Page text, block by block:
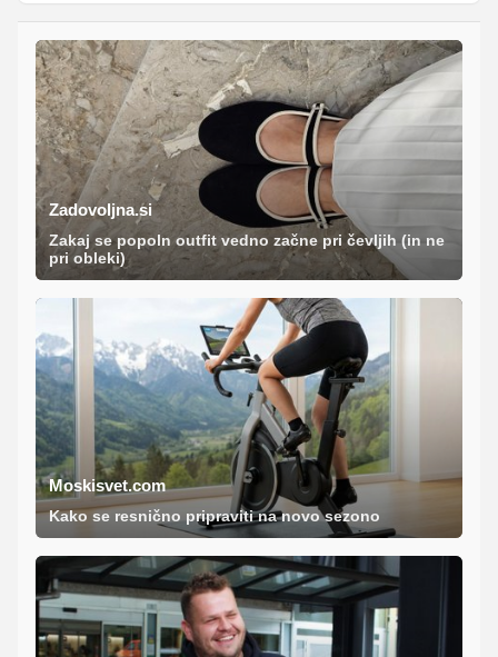
Zadovoljna.si
Zakaj se popoln outfit vedno začne pri čevljih (in ne
pri obleki)
Moskisvet.com
Kako se resnično pripraviti na novo sezono